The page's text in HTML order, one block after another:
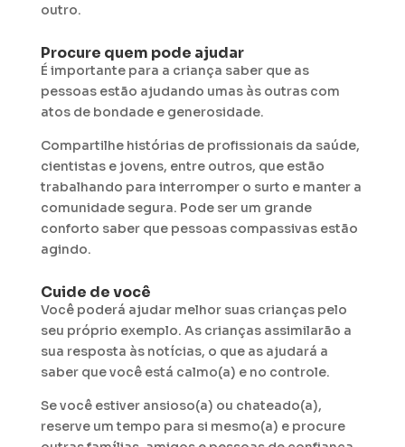
outro.
Procure quem pode ajudar
É importante para a criança saber que as
pessoas estão ajudando umas às outras com
atos de bondade e generosidade.
Compartilhe histórias de profissionais da saúde,
cientistas e jovens, entre outros, que estão
trabalhando para interromper o surto e manter a
comunidade segura. Pode ser um grande
conforto saber que pessoas compassivas estão
agindo.
Cuide de você
Você poderá ajudar melhor suas crianças pelo
seu próprio exemplo. As crianças assimilarão a
sua resposta às notícias, o que as ajudará a
saber que você está calmo(a) e no controle.
Se você estiver ansioso(a) ou chateado(a),
reserve um tempo para si mesmo(a) e procure